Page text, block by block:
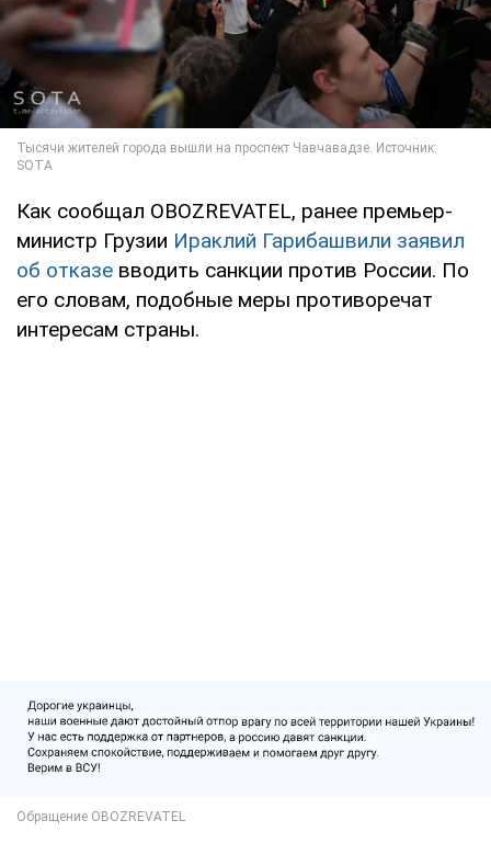
Как сообщал OBOZREVATEL, ранее премьер-
министр Грузии Ираклий Гарибашвили заявил
об отказе вводить санкции против России. По
его словам, подобные меры противоречат
интересам страны.